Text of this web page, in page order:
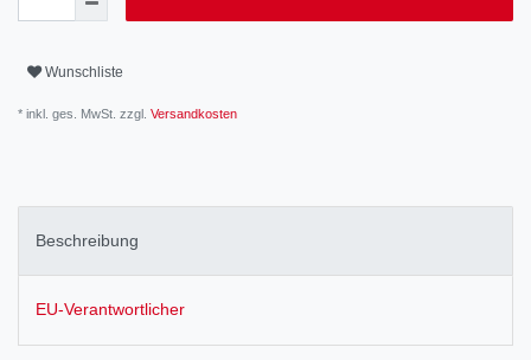
Wunschliste
* inkl. ges. MwSt. zzgl. Versandkosten
Beschreibung
EU-Verantwortlicher